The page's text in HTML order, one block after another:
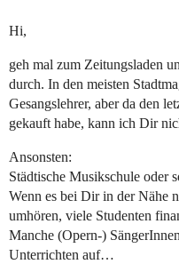
Hi,
geh mal zum Zeitungsladen
durch. In den meisten
Gesangslehrer, aber da den
gekauft habe, kann ich Dir
Ansonsten:
Städtische Musikschule oder
Wenn es bei Dir in der Nähe
umhören, viele Studenten
Manche (Opern-)
Unterrichten auf…